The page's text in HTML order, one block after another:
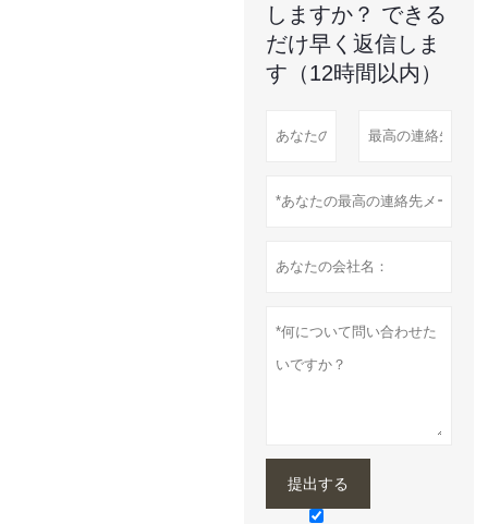
しますか？ できる
だけ早く返信しま
す（12時間以内）
提出する